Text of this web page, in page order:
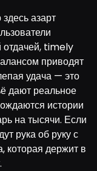
азарт
отдачей, timely
приводят
удача — это
дают реальное
истории
на тысячи. Если
рука об руку с
которая держит в